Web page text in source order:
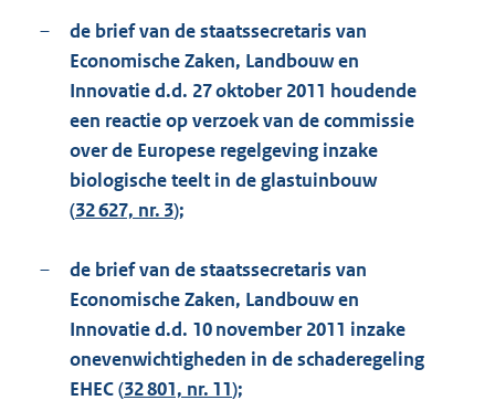
–
de brief van de staatssecretaris van
Economische Zaken, Landbouw en
Innovatie d.d. 27 oktober 2011 houdende
een reactie op verzoek van de commissie
over de Europese regelgeving inzake
biologische teelt in de glastuinbouw
(32 627, nr. 3);
–
de brief van de staatssecretaris van
Economische Zaken, Landbouw en
Innovatie d.d. 10 november 2011 inzake
onevenwichtigheden in de schaderegeling
EHEC (32 801, nr. 11);